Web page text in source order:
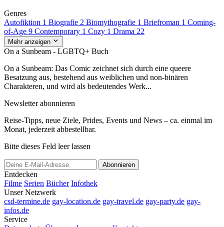
Genres
Autofiktion 1 Biografie 2 Biomythografie 1 Briefroman 1 Coming-
of-Age 9 Contemporary 1 Cozy 1 Drama 22
Mehr anzeigen
On a Sunbeam - LGBTQ+ Buch
On a Sunbeam: Das Comic zeichnet sich durch eine queere
Besatzung aus, bestehend aus weiblichen und non-binären
Charakteren, und wird als bedeutendes Werk...
Newsletter abonnieren
Reise-Tipps, neue Ziele, Prides, Events und News – ca. einmal im
Monat, jederzeit abbestellbar.
Bitte dieses Feld leer lassen
Abonnieren
Entdecken
Filme Serien Bücher Infothek
Unser Netzwerk
csd-termine.de gay-location.de gay-travel.de gay-party.de gay-
infos.de
Service